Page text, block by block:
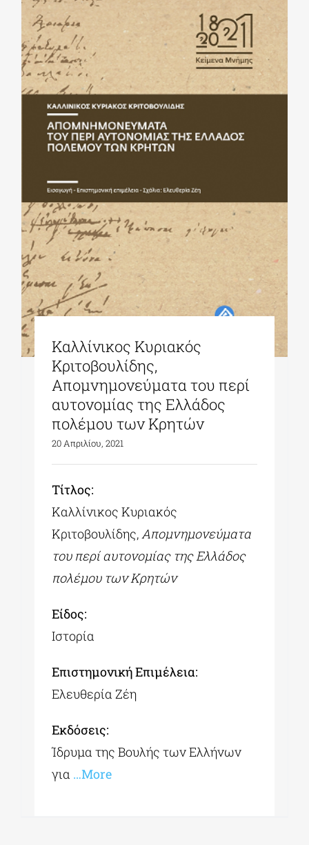
Καλλίνικος Κυριακός
Κριτοβουλίδης,
Απομνημονεύματα του περί
αυτονομίας της Ελλάδος
πολέμου των Κρητών
20 Απριλίου, 2021
Tίτλος:
Καλλίνικος Κυριακός
Κριτοβουλίδης, Απομνημονεύματα
του περί αυτονομίας της Ελλάδος
πολέμου των Κρητών
Είδος:
Ιστορία
Επιστημονική Επιμέλεια:
Ελευθερία Ζέη
Εκδόσεις:
Ίδρυμα της Βουλής των Ελλήνων
για …More